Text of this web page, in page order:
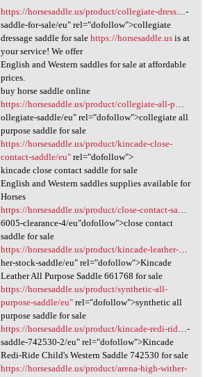
https://horsesaddle.us/product/collegiate-dress…-
saddle-for-sale/eu" rel="dofollow">collegiate
dressage saddle for sale https://horsesaddle.usis at
your service! We offer
English and Western saddles for sale at affordable
prices.
buy horse saddle online
https://horsesaddle.us/product/collegiate-all-p…
ollegiate-saddle/eu" rel="dofollow">collegiate all
purpose saddle for sale
https://horsesaddle.us/product/kincade-close-
contact-saddle/eu"rel="dofollow">
kincade close contact saddle for sale
English and Western saddles supplies available for
Horses
https://horsesaddle.us/product/close-contact-sa…
6005-clearance-4/eu"dofollow">close contact
saddle for sale
https://horsesaddle.us/product/kincade-leather-…
her-stock-saddle/eu" rel="dofollow">Kincade
Leather All Purpose Saddle 661768 for sale
https://horsesaddle.us/product/synthetic-all-
purpose-saddle/eu"rel="dofollow">synthetic all
purpose saddle for sale
https://horsesaddle.us/product/kincade-redi-rid…-
saddle-742530-2/eu" rel="dofollow">Kincade
Redi-Ride Child's Western Saddle 742530 for sale
https://horsesaddle.us/product/arena-high-wither-